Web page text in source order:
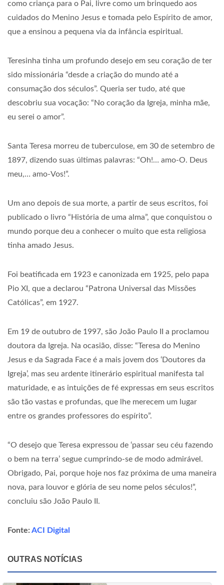
como criança para o Pai, livre como um brinquedo aos
cuidados do Menino Jesus e tomada pelo Espírito de amor,
que a ensinou a pequena via da infância espiritual.
Teresinha tinha um profundo desejo em seu coração de ter
sido missionária “desde a criação do mundo até a
consumação dos séculos”. Queria ser tudo, até que
descobriu sua vocação: “No coração da Igreja, minha mãe,
eu serei o amor”.
Santa Teresa morreu de tuberculose, em 30 de setembro de
1897, dizendo suas últimas palavras: “Oh!… amo-O. Deus
meu,… amo-Vos!”.
Um ano depois de sua morte, a partir de seus escritos, foi
publicado o livro “História de uma alma”, que conquistou o
mundo porque deu a conhecer o muito que esta religiosa
tinha amado Jesus.
Foi beatificada em 1923 e canonizada em 1925, pelo papa
Pio XI, que a declarou “Patrona Universal das Missões
Católicas”, em 1927.
Em 19 de outubro de 1997, são João Paulo II a proclamou
doutora da Igreja. Na ocasião, disse: “Teresa do Menino
Jesus e da Sagrada Face é a mais jovem dos ‘Doutores da
Igreja’, mas seu ardente itinerário espiritual manifesta tal
maturidade, e as intuições de fé expressas em seus escritos
são tão vastas e profundas, que lhe merecem um lugar
entre os grandes professores do espírito”.
“O desejo que Teresa expressou de ‘passar seu céu fazendo
o bem na terra’ segue cumprindo-se de modo admirável.
Obrigado, Pai, porque hoje nos faz próxima de uma maneira
nova, para louvor e glória de seu nome pelos séculos!”,
concluiu são João Paulo II.
Fonte: ACI Digital
OUTRAS NOTÍCIAS